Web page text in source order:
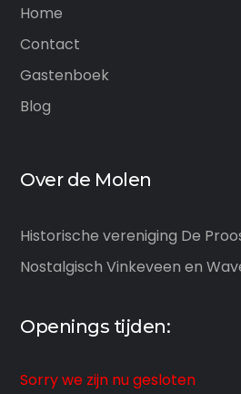
Home
Contact
Gastenboek
Blog
Over de Molen
Historische vereniging De
Nostalgisch Vinkeveen en
Openings tijden:
Sorry we zijn nu gesloten